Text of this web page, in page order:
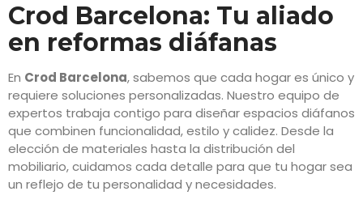
Crod Barcelona: Tu aliado
en reformas diáfanas
En Crod Barcelona, sabemos que cada hogar es único y
requiere soluciones personalizadas. Nuestro equipo de
expertos trabaja contigo para diseñar espacios diáfanos
que combinen funcionalidad, estilo y calidez. Desde la
elección de materiales hasta la distribución del
mobiliario, cuidamos cada detalle para que tu hogar sea
un reflejo de tu personalidad y necesidades.